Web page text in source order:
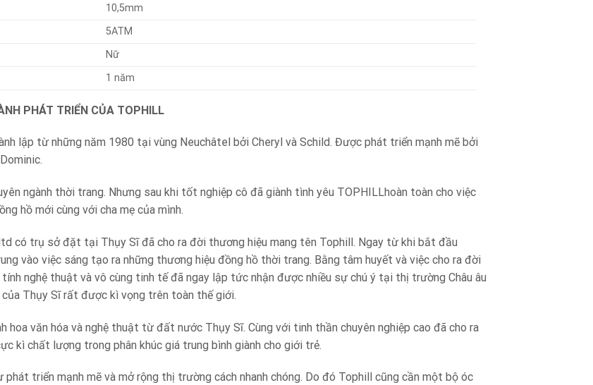
10,5mm
5ATM
Nữ
1 năm
PHÁT TRIỂN CỦA TOPHILL
lập từ những năm 1980 tại vùng Neuchâtel bởi Cheryl và Schild. Được phát triển mạnh mẽ bởi
ngành thời trang. Nhưng sau khi tốt nghiệp cô đã giành tình yêu TOPHILLhoàn toàn cho việc
hồ mới cùng với cha mẹ của mình.
có trụ sở đặt tại Thụy Sĩ đã cho ra đời thương hiệu mang tên Tophill. Ngay từ khi bắt đầu
vào việc sáng tạo ra những thương hiệu đồng hồ thời trang. Bằng tâm huyết và việc cho ra đời
nghệ thuật và vô cùng tinh tế đã ngay lập tức nhận được nhiều sự chú ý tại thị trường Châu âu
Thụy Sĩ rất được kì vọng trên toàn thế giới.
hoa văn hóa và nghệ thuật từ đất nước Thụy Sĩ. Cùng với tinh thần chuyên nghiệp cao đã cho ra
kì chất lượng trong phân khúc giá trung bình giành cho giới trẻ.
phát triển mạnh mẽ và mở rộng thị trường cách nhanh chóng. Do đó Tophill cũng cần một bộ óc